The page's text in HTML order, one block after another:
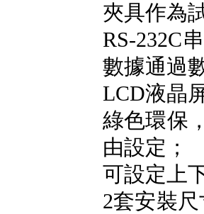
夾具作為試
RS-232C
數據通過
LCD液晶屏
綠色環保
由設定；
可設定上下
2套安裝尺